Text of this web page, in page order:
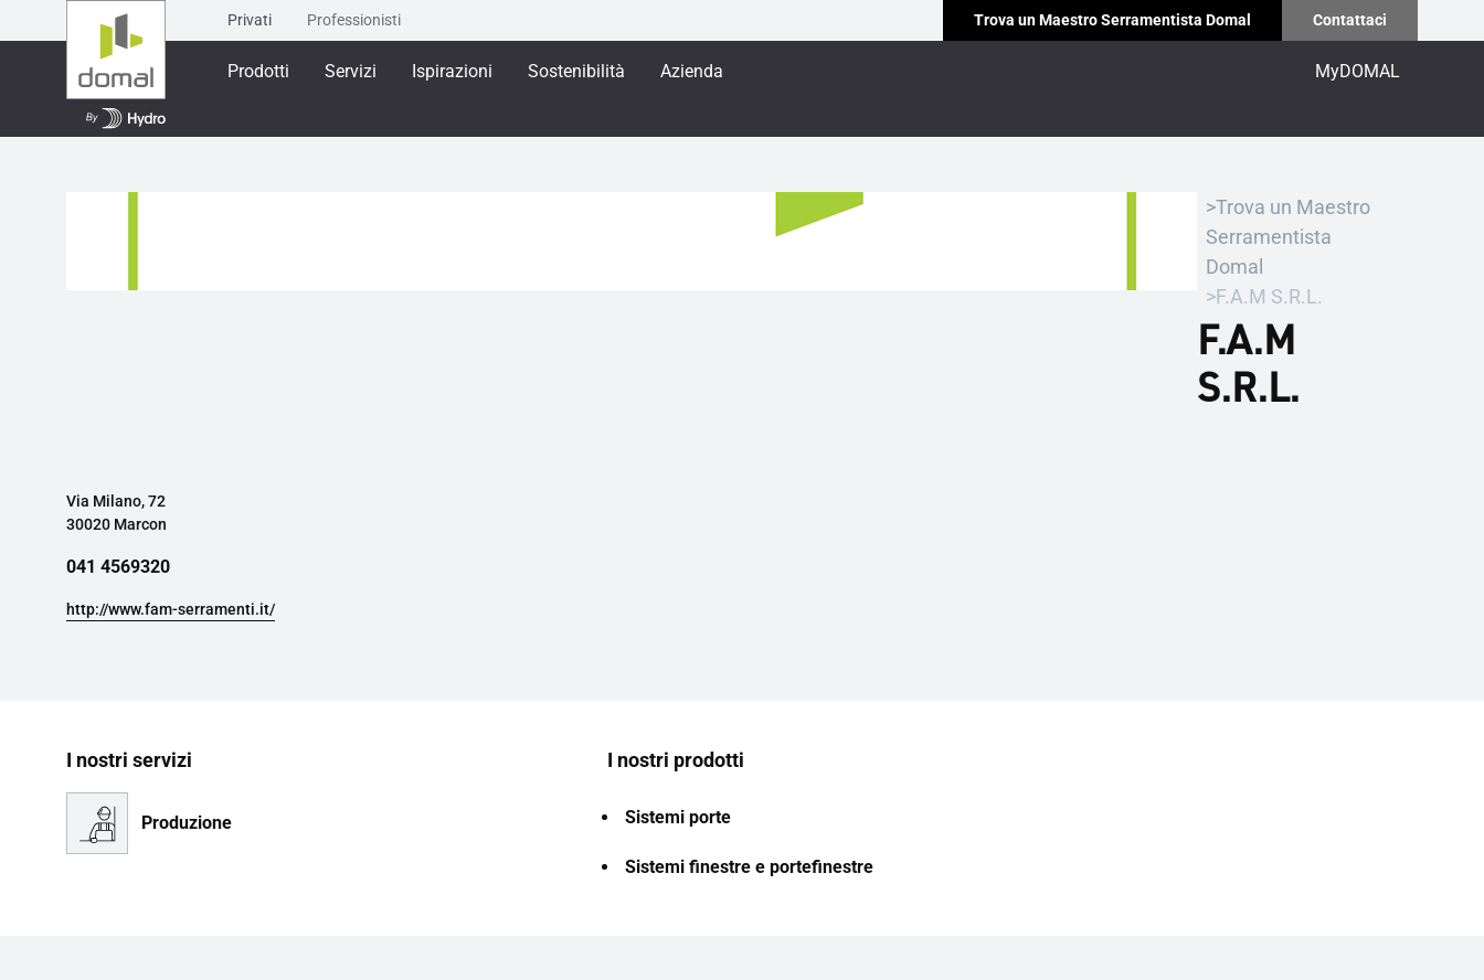
Privati Professionisti Trova un Maestro Serramentista Domal Contattaci
Prodotti Servizi Ispirazioni Sostenibilità Azienda MyDOMAL
Trova un Maestro
Serramentista
Domal
F.A.M S.R.L.
F.A.M
S.R.L.
Via Milano, 72
30020 Marcon
041 4569320
http://www.fam-serramenti.it/
I nostri servizi
Produzione
I nostri prodotti
Sistemi porte
Sistemi finestre e portefinestre